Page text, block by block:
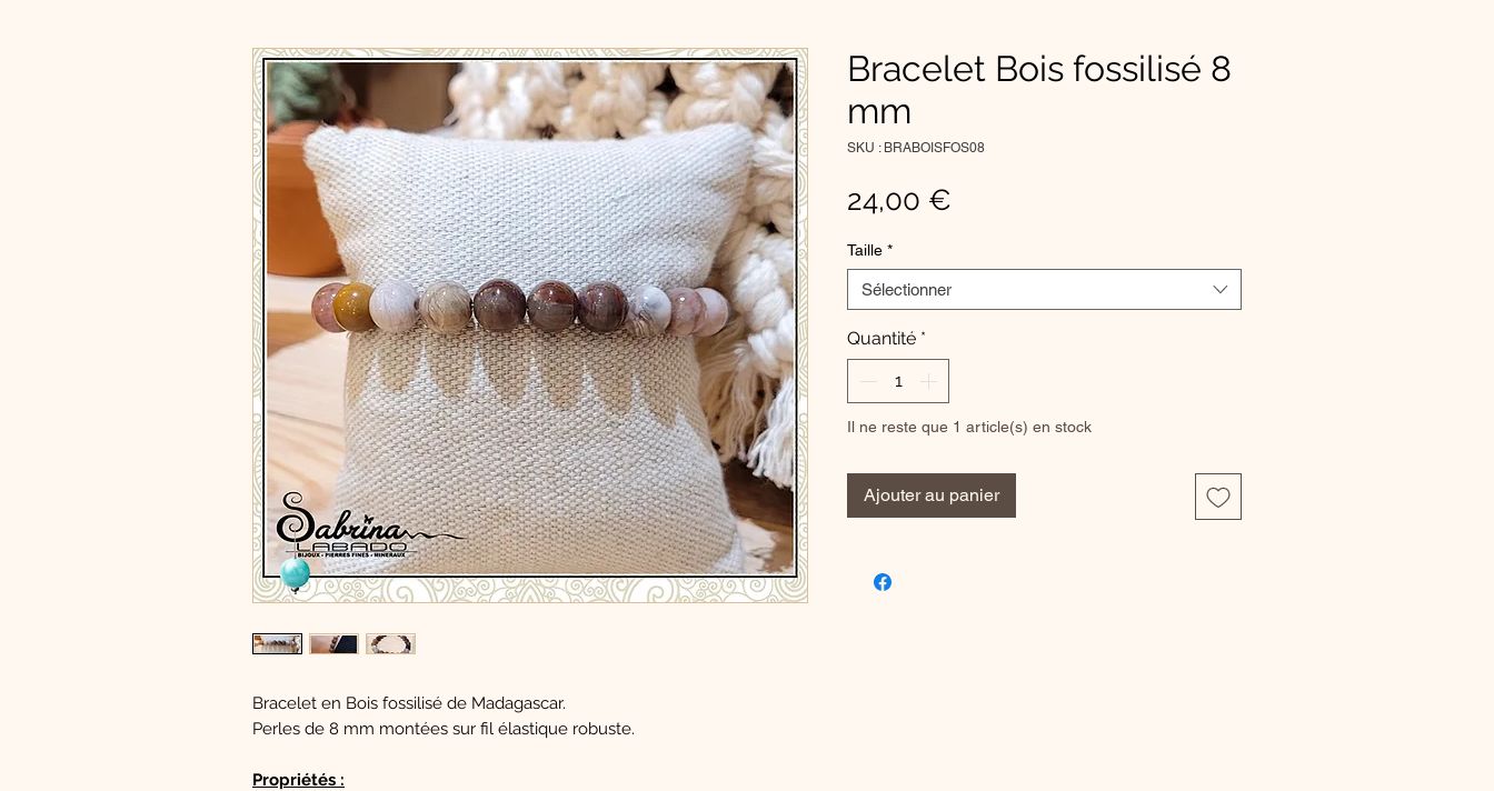
Bracelet en Bois fossilisé de Madagascar.
Perles de 8 mm montées sur fil élastique robuste.
Propriétés :
Bracelet Bois fossilisé 8
mm
SKU : BRABOISFOS08
24,00 €
Taille *
Sélectionner
Quantité *
Il ne reste que 1 article(s) en stock
Ajouter au panier